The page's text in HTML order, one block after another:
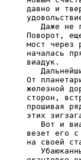
давно и
Даже не
Поворот,
мост через
началась
виадук.
От
железной
сторон,
прошивая
этих
Вот и
везет его
на своей